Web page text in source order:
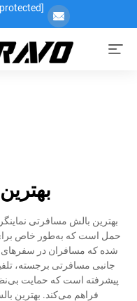
[email protected]
بهترین بالش مسافرتی
حمل است که به‌طور خاص
شده که مسافران در سفرهای
جانبی مسافرتی برجسته،
پیشرفته است که حمایت
فراهم می‌کند. بهترین